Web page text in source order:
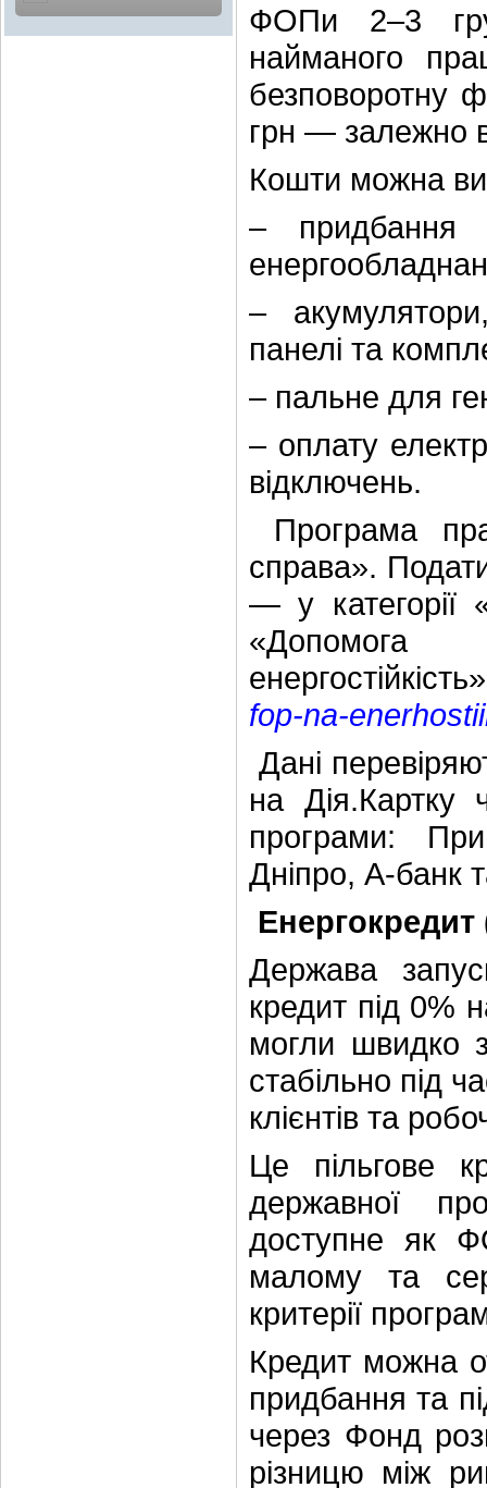
ФОПи 2–3
найманого
безповоротну
грн — залежно
Кошти можна
– придбання
–
панелі та
– пальне для
– оплату
відключень.
Програма
справа».
— у категорії
fop-na-
Дані
на Дія.Картку
програми:
Дніпро, А-банк
Держава
кредит під 0%
могли швидко
стабільно під
клієнтів та
Це пільгове
державної
доступне як
малому та
критерії
Кредит можна
придбання та
через Фонд
різницю між